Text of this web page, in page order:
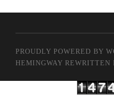
PROUDLY POWERED BY
HEMINGWAY REWRITTEN